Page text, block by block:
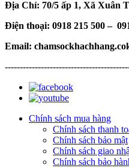
Địa Chỉ: 70/5 ấp 1, Xã Xuân
Điện thoại: 0918 215 500 –
Email:
Chính sách mua hàng
Chính sách thanh
Chính sách bảo mật
Chính sách giao
Chính sách bảo